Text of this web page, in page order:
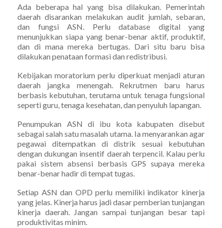
Ada beberapa hal yang bisa dilakukan. Pemerintah
daerah disarankan melakukan audit jumlah, sebaran,
dan fungsi ASN. Perlu database digital yang
menunjukkan siapa yang benar-benar aktif, produktif,
dan di mana mereka bertugas. Dari situ baru bisa
dilakukan penataan formasi dan redistribusi.
Kebijakan moratorium perlu diperkuat menjadi aturan
daerah jangka menengah. Rekrutmen baru harus
berbasis kebutuhan, terutama untuk tenaga fungsional
seperti guru, tenaga kesehatan, dan penyuluh lapangan.
Penumpukan ASN di ibu kota kabupaten disebut
sebagai salah satu masalah utama. Ia menyarankan agar
pegawai ditempatkan di distrik sesuai kebutuhan
dengan dukungan insentif daerah terpencil. Kalau perlu
pakai sistem absensi berbasis GPS supaya mereka
benar-benar hadir di tempat tugas.
Setiap ASN dan OPD perlu memiliki indikator kinerja
yang jelas. Kinerja harus jadi dasar pemberian tunjangan
kinerja daerah. Jangan sampai tunjangan besar tapi
produktivitas minim.